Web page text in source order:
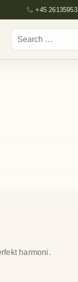
+45 26135953
Search
harmoni.